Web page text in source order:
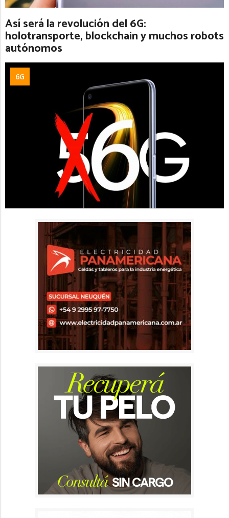
Así será la revolución del 6G:
holotransporte, blockchain y muchos robots
autónomos
6G